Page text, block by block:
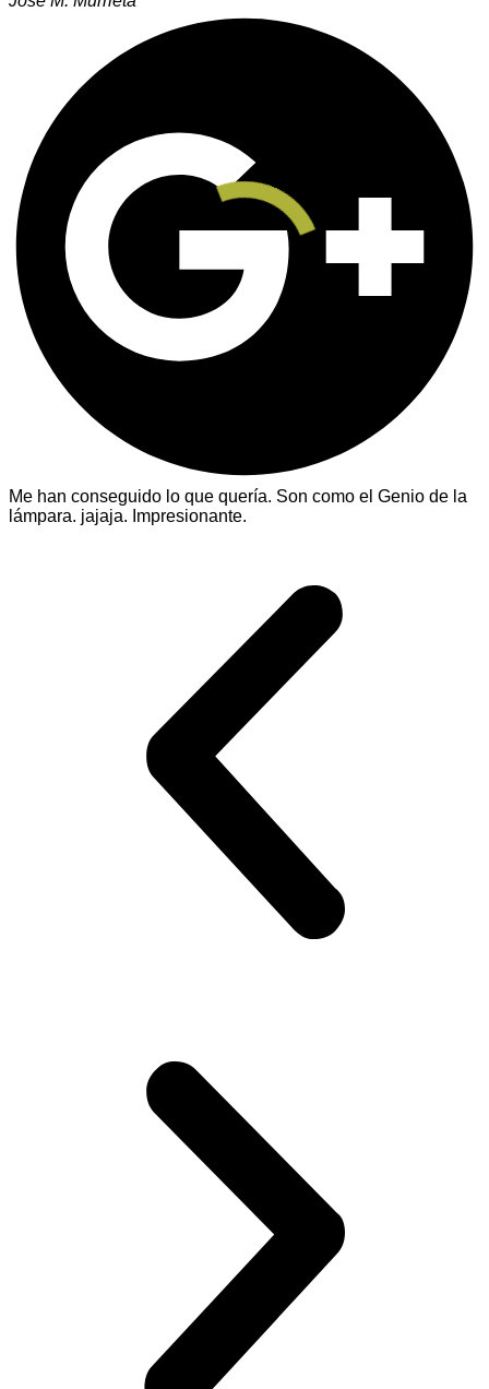
Me han conseguido lo que quería. Son como el Genio de la
lámpara. jajaja. Impresionante.